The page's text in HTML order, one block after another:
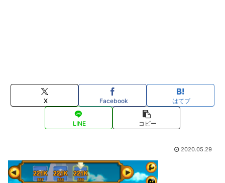
X Facebook はてブ
LINE コピー
2020.05.29